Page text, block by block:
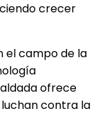
crecer
el campo de la
ofrece
luchan contra la